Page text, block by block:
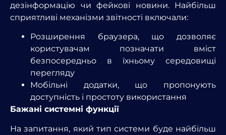
дезінформацію чи фейкові новини. Найбільш
сприятливі механізми звітності включали:
Розширення браузера, що дозволяє
користувачам позначати вміст
безпосередньо в їхньому середовищі
перегляду
Мобільні додатки, що пропонують
доступність і простоту використання
Бажані системні функції
На запитання, який тип системи буде найбільш